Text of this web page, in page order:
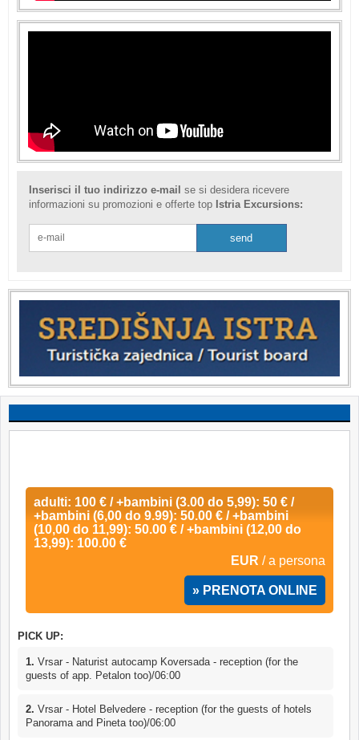
Inserisci il tuo indirizzo e-mail se si desidera ricevere
informazioni su promozioni e offerte top Istria Excursions:
adulti: 100 € / +bambini (3.00 do 5,99): 50 € /
+bambini (6,00 do 9.99): 50.00 € / +bambini
(10,00 do 11,99): 50.00 € / +bambini (12,00 do
13,99): 100.00 €
EUR / a persona
» PRENOTA ONLINE
PICK UP:
1. Vrsar - Naturist autocamp Koversada - reception (for the
guests of app. Petalon too)/06:00
2. Vrsar - Hotel Belvedere - reception (for the guests of hotels
Panorama and Pineta too)/06:00